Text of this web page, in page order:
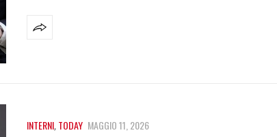
INTERNI,TODAY MAGGIO 11, 2026